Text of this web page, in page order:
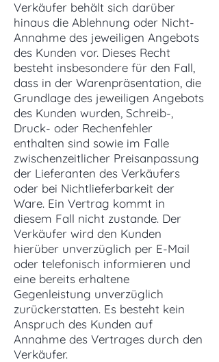
Verkäufer behält sich darüber
hinaus die Ablehnung oder Nicht-
Annahme des jeweiligen Angebots
des Kunden vor. Dieses Recht
besteht insbesondere für den Fall,
dass in der Warenpräsentation, die
Grundlage des jeweiligen Angebots
des Kunden wurden, Schreib-,
Druck- oder Rechenfehler
enthalten sind sowie im Falle
zwischenzeitlicher Preisanpassung
der Lieferanten des Verkäufers
oder bei Nichtlieferbarkeit der
Ware. Ein Vertrag kommt in
diesem Fall nicht zustande. Der
Verkäufer wird den Kunden
hierüber unverzüglich per E-Mail
oder telefonisch informieren und
eine bereits erhaltene
Gegenleistung unverzüglich
zurückerstatten. Es besteht kein
Anspruch des Kunden auf
Annahme des Vertrages durch den
Verkäufer.